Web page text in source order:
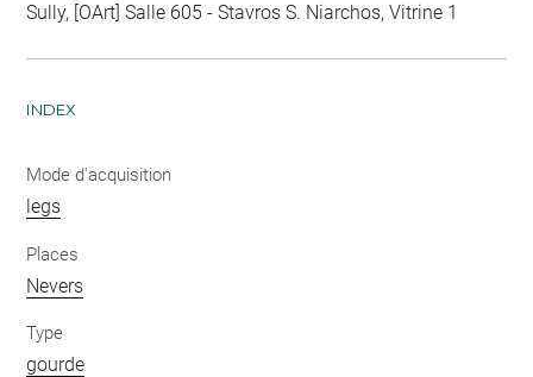
Sully, [OArt] Salle 605 - Stavros S. Niarchos, Vitrine 1
INDEX
Mode d'acquisition
legs
Places
Nevers
Type
gourde